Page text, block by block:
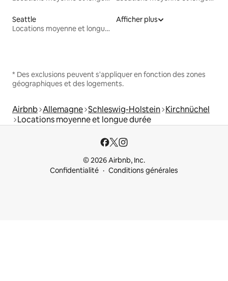
Seattle
Locations moyenne et longue durée
Afficher plus
* Des exclusions peuvent s'appliquer en fonction des zones
géographiques et des logements.
Airbnb Allemagne Schleswig-Holstein Kirchnüchel
Locations moyenne et longue durée
© 2026 Airbnb, Inc.
Confidentialité
Conditions générales